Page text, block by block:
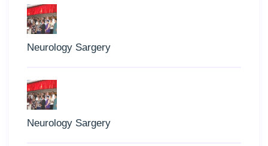
Neurology Sargery
Neurology Sargery